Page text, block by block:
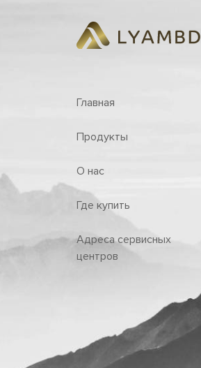
Главная
Продукты
О нас
Где купить
Адреса сервисных
центров